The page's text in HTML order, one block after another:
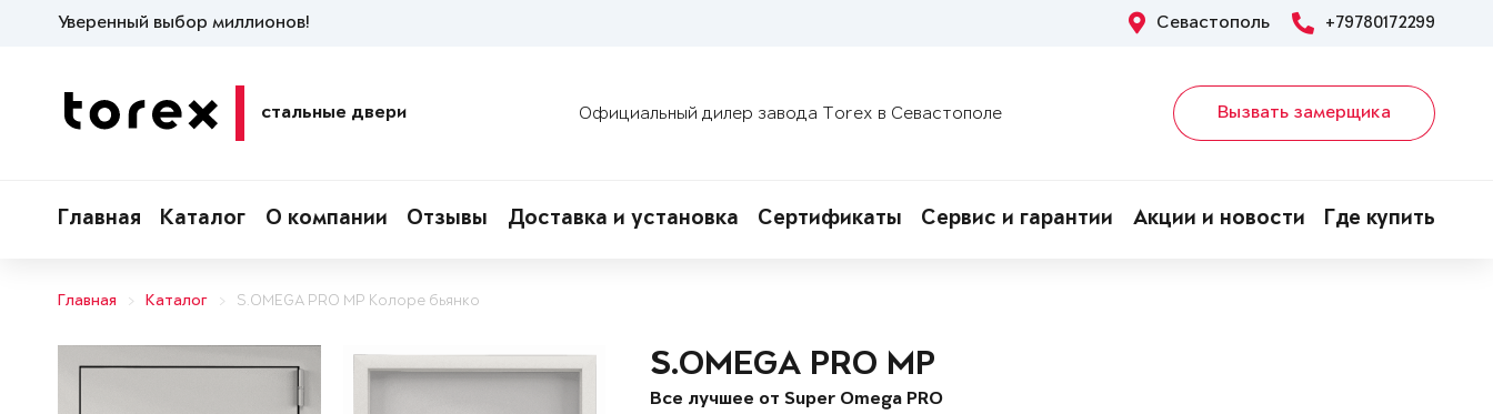
Уверенный выбор миллионов! Севастополь +79780172299
стальные двери Официальный дилер завода Torex в Севастополе Вызвать замерщика
Главная Каталог О компании Отзывы Доставка и установка Сертификаты Сервис и гарантии Акции и новости Где купить
Главная Каталог S.OMEGA PRO MP Колоре бьянко
S.OMEGA PRO MP
Все лучшее от Super Omega PRO